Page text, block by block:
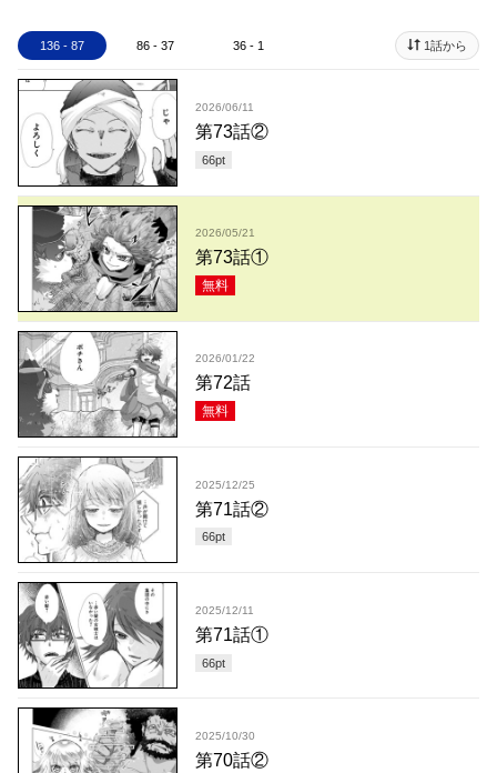
136 - 87 86 - 37 36 - 1 1話から
2026/06/11
第73話②
66pt
2026/05/21
第73話①
無料
2026/01/22
第72話
無料
2025/12/25
第71話②
66pt
2025/12/11
第71話①
66pt
2025/10/30
第70話②